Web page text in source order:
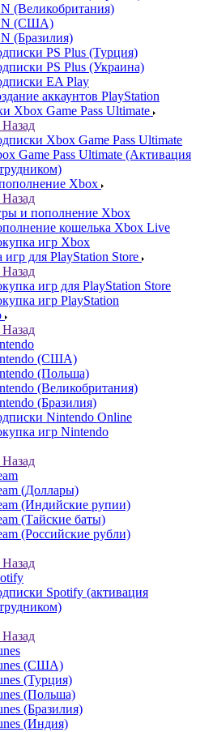
(Великобритания)
(США)
(Бразилия)
PS Plus (Турция)
PS Plus (Украина)
EA Play
аккаунтов PlayStation
Xbox Game Pass Ultimate
Назад
Xbox Game Pass Ultimate
Game Pass Ultimate (Активация
Xbox
Назад
и пополнение Xbox
кошелька Xbox Live
игр Xbox
для PlayStation Store
Назад
игр для PlayStation Store
игр PlayStation
Назад
(США)
(Польша)
(Великобритания)
(Бразилия)
Nintendo Online
игр Nintendo
Назад
(Доллары)
(Индийские рупии)
(Тайские баты)
(Российские рубли)
Назад
Spotify (активация
Назад
(США)
(Турция)
(Польша)
(Бразилия)
(Индия)